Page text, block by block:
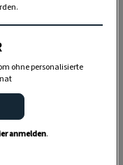
und lieben es, auf
zu werkeln? In
finden Sie täglich
Balkon- und
ohne personalisierte
anmelden.